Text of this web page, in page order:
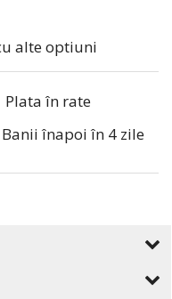
alte optiuni
Plata în rate
Banii înapoi în 4 zile